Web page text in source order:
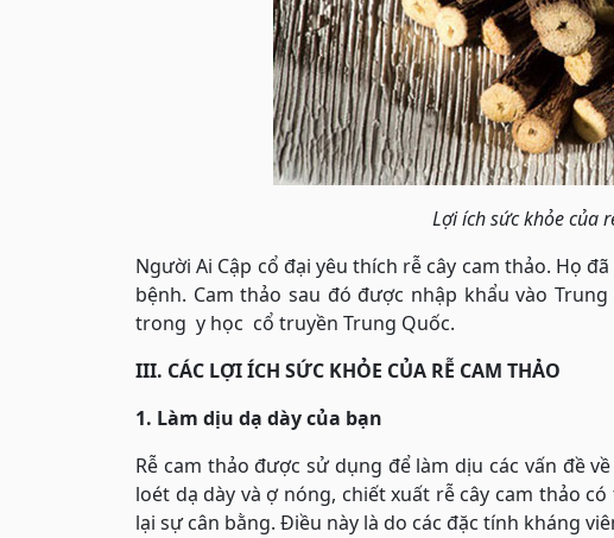
Lợi ích sức khỏe của
Người Ai Cập cổ đại yêu thích rễ cây cam thảo. Họ
bệnh. Cam thảo sau đó được nhập khẩu vào
trong y học cổ truyền Trung Quốc.
III. CÁC LỢI ÍCH SỨC KHỎE CỦA RỄ CAM THẢO
1. Làm dịu dạ dày của bạn
Rễ cam thảo được sử dụng để làm dịu các vấn đề
loét dạ dày và ợ nóng, chiết xuất rễ cây cam thảo
lại sự cân bằng. Điều này là do các đặc tính kháng